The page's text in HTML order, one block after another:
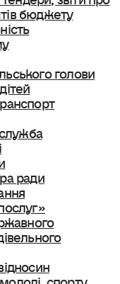
бюджету
голови
ради
молоді, спорту,